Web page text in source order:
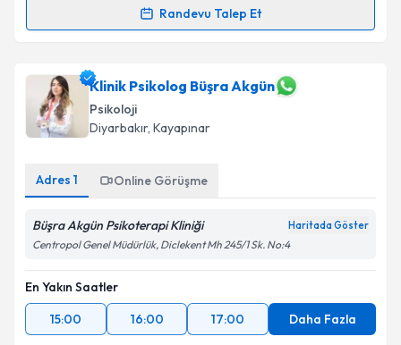
Randevu Talep Et
takvim hazırlandığında e-posta ile bilgilendireceğiz.
E-posta Adresiniz
Metni'ni okudum ve kişisel verilerimin belirtilen
kapsamda işlenmesini kabul ediyorum.
Takvim Talebini Gönder
Klinik Psikolog Büşra Akgün
Psikoloji
Diyarbakır, Kayapınar
Adres 1 Online Görüşme
Büşra Akgün Psikoterapi Kliniği Haritada Göster
Centropol Genel Müdürlük, Diclekent Mh 245/1 Sk. No:4
En Yakın Saatler
15:00
16:00 17:00 Daha Fazla